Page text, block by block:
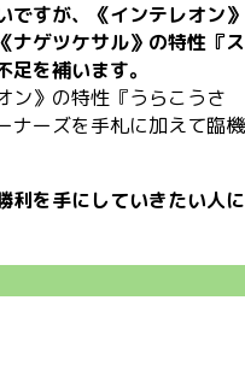
ですが、《インテレオン》
ナゲツケサル》の特性『ス
を補います。
ン》の特性『うらこうさ
ナーズを手札に加えて臨機
利を手にしていきたい人に